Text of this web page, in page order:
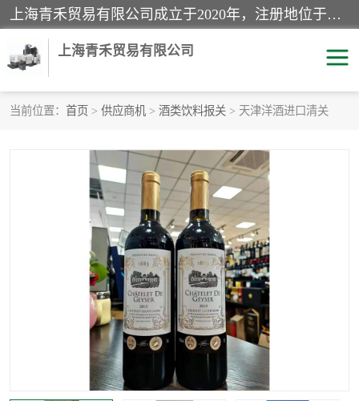
上海青禾贸易有限公司成立于2020年，注册地位于上海市宝山区。经营范围包括：机械设备、五金制品、劳防用品、电子产品、塑胶制品、家具、模具、纺织品、仪器仪表、建筑材料、装饰材料、化工产品、金属制品、机车配件等货物进出口报关、清关服务。
上海青禾贸易有限公司
当前位置： 首页 > 供应商机 > 酒类饮料报关 > 天津洋酒进口清关
进口退运报关 服装进口清关
进口杂货清关
家用电器报关 机床进口清关
国际灯具清关